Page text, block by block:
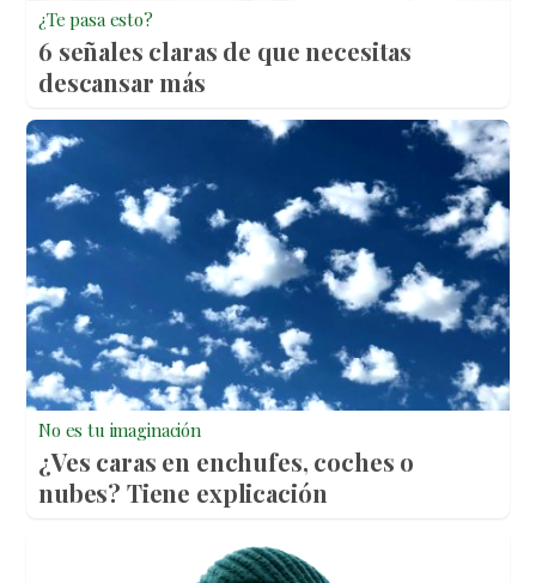
¿Te pasa esto?
6 señales claras de que necesitas
descansar más
No es tu imaginación
¿Ves caras en enchufes, coches o
nubes? Tiene explicación